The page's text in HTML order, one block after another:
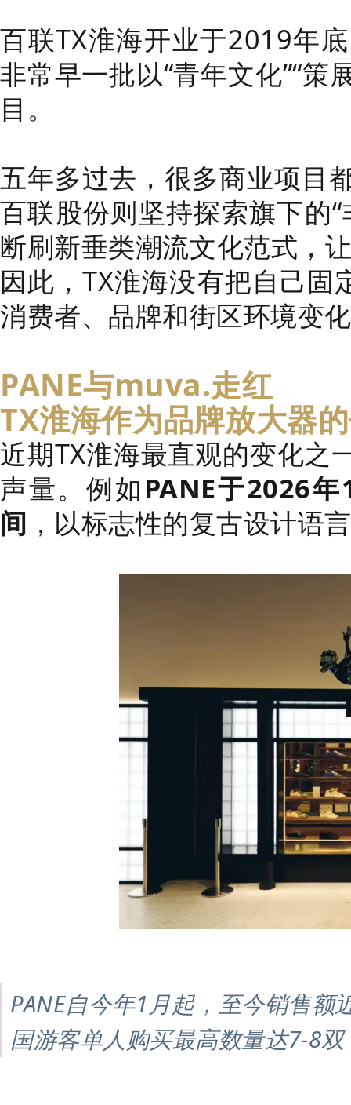
百联TX淮海开业于2019年
非常早一批以“青年文化”“策
目。
五年多过去，很多商业项目
百联股份则坚持探索旗下的
断刷新垂类潮流文化范式，
因此，TX淮海没有把自己固
消费者、品牌和街区环境变
PANE与muva.走红
TX淮海作为品牌放大器
近期TX淮海最直观的变化之
声量。例如PANE于2026
间 ，以标志性的复古设计语
PANE自今年1月起，至今销售
国游客单人购买最高数量达7-8